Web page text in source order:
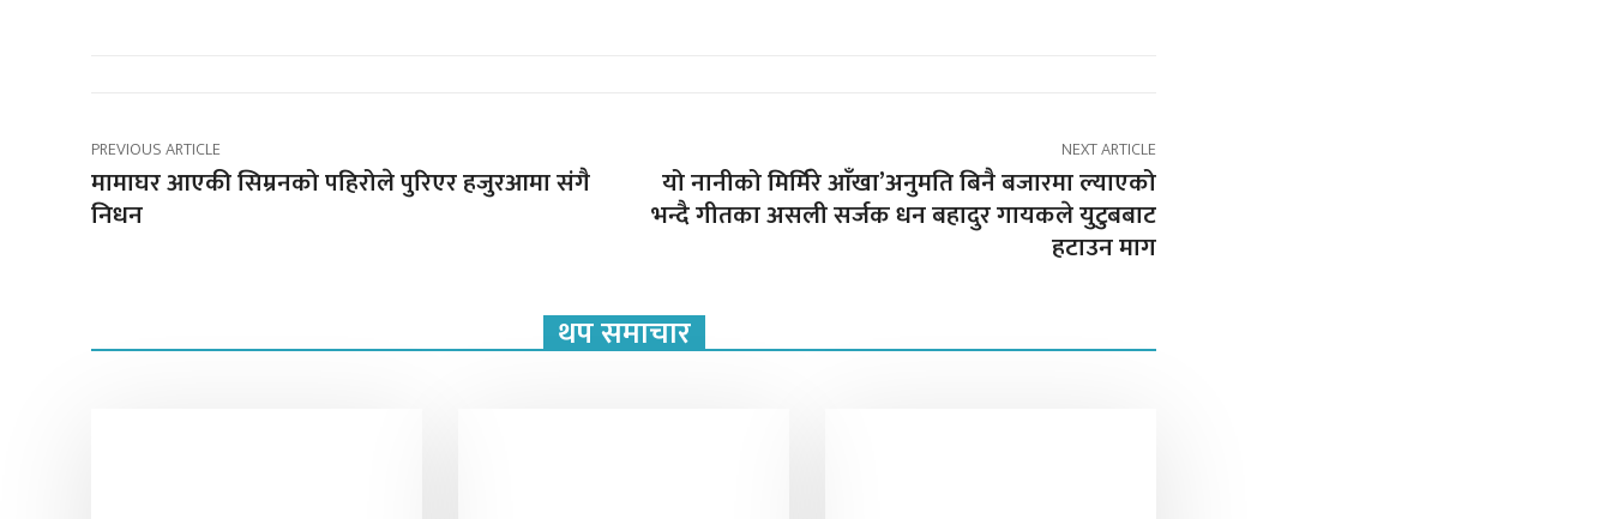
PREVIOUS ARTICLE
मामाघर आएकी सिम्रनको पहिरोले पुरिएर हजुरआमा संगै
निधन
NEXT ARTICLE
यो नानीको मिर्मिरे आँखा’अनुमति बिनै बजारमा ल्याएको
भन्दै गीतका असली सर्जक धन बहादुर गायकले युटुबबाट
हटाउन माग
थप समाचार